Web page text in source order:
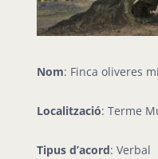
Nom: Finca oliveres
Localització: Terme
Tipus d’acord: Verbal